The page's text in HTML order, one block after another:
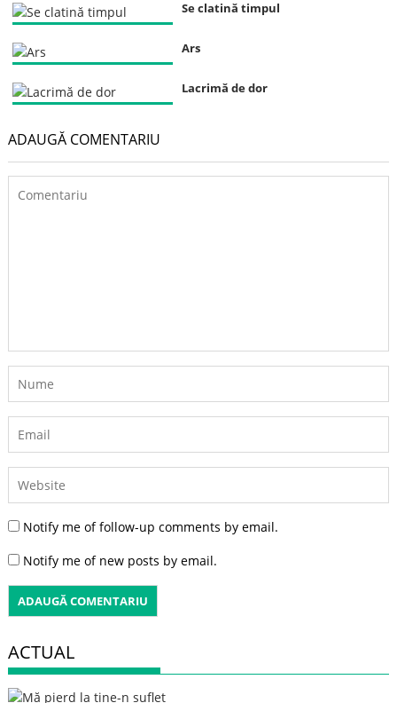
Se clatină timpul
Ars
Lacrimă de dor
ADAUGĂ COMENTARIU
Notify me of follow-up comments by email.
Notify me of new posts by email.
ACTUAL